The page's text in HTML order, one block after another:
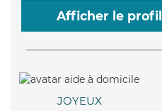
Afficher le profil
JOYEUX